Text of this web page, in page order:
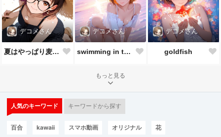
デコメさん
夏はやっぱり麦わら帽子👒
デコメさん
swimming in the sea
デコメさん
goldfish
もっと見る
人気のキーワード キーワードから探す
百合 kawaii スマホ動画 オリジナル 花